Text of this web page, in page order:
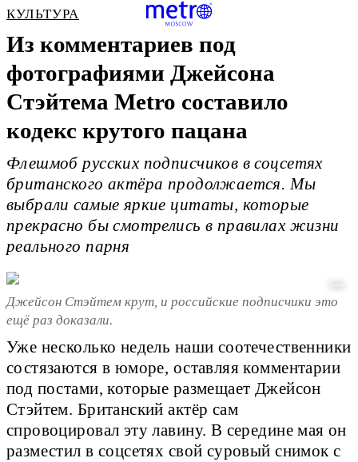
КУЛЬТУРА
Из комментариев под
фотографиями Джейсона
Стэйтема Metro составило
кодекс крутого пацана
Флешмоб русских подписчиков в соцсетях
британского актёра продолжается. Мы
выбрали самые яркие цитаты, которые
прекрасно бы смотрелись в правилах жизни
реального парня
Джейсон Стэйтем крут, и российские подписчики это
ещё раз доказали.
Уже несколько недель наши соотечественники
состязаются в юморе, оставляя комментарии
под постами, которые размещает Джейсон
Стэйтем. Британский актёр сам
спровоцировал эту лавину. В середине мая он
разместил в соцсетях свой суровый снимок с